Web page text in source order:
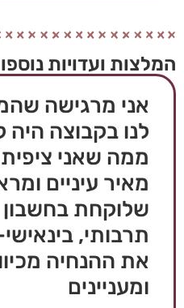
המלצות ועדויות
אני מרגישה
לנו בקבוצה היה
ממה שאני
מאיר עיניים
שלוקחת
תרבותי,
את ההנחיה
ומעניינים